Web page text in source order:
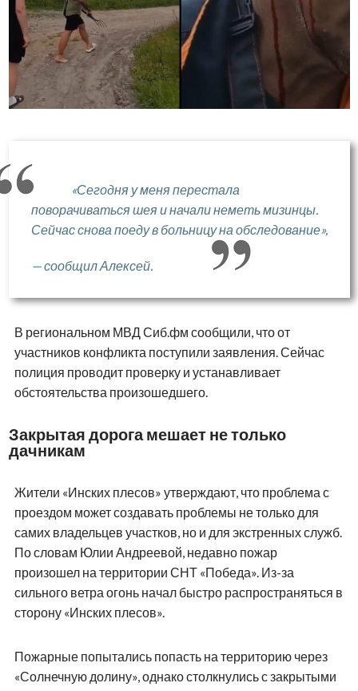
«Сегодня у меня перестала
поворачиваться шея и начали неметь мизинцы.
Сейчас снова поеду в больницу на обследование»,
— сообщил Алексей.
В региональном МВД Сиб.фм сообщили, что от
участников конфликта поступили заявления. Сейчас
полиция проводит проверку и устанавливает
обстоятельства произошедшего.
Закрытая дорога мешает не только
дачникам
Жители «Инских плесов» утверждают, что проблема с
проездом может создавать проблемы не только для
самих владельцев участков, но и для экстренных служб.
По словам Юлии Андреевой, недавно пожар
произошел на территории СНТ «Победа». Из-за
сильного ветра огонь начал быстро распространяться в
сторону «Инских плесов».
Пожарные попытались попасть на территорию через
«Солнечную долину», однако столкнулись с закрытыми